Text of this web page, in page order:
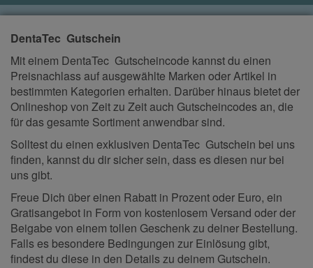
DentaTec Gutschein
Mit einem DentaTec Gutscheincode kannst du einen
Preisnachlass auf ausgewählte Marken oder Artikel in
bestimmten Kategorien erhalten. Darüber hinaus bietet der
Onlineshop von Zeit zu Zeit auch Gutscheincodes an, die
für das gesamte Sortiment anwendbar sind.
Solltest du einen exklusiven DentaTec Gutschein bei uns
finden, kannst du dir sicher sein, dass es diesen nur bei
uns gibt.
Freue Dich über einen Rabatt in Prozent oder Euro, ein
Gratisangebot in Form von kostenlosem Versand oder der
Beigabe von einem tollen Geschenk zu deiner Bestellung.
Falls es besondere Bedingungen zur Einlösung gibt,
findest du diese in den Details zu deinem Gutschein.